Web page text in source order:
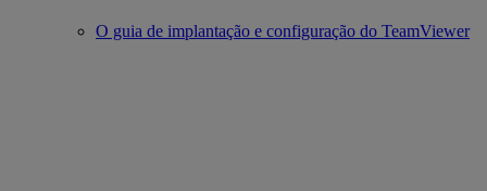
O guia de implantação e configuração do TeamViewer